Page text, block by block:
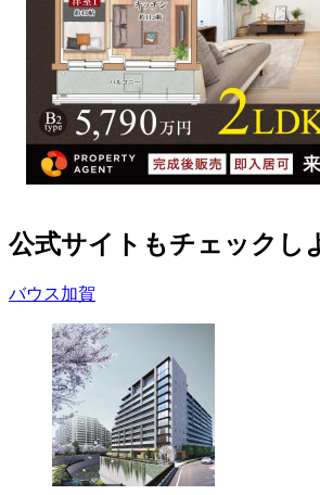
公式サイトもチェックし
バウス加賀